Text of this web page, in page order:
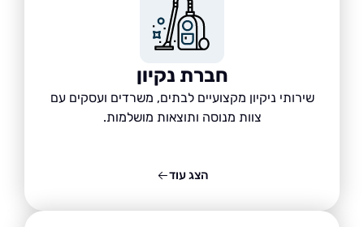
חברת נקיון
שירותי ניקיון מקצועיים לבתים, משרדים ועסקים עם
צוות מנוסה ותוצאות מושלמות.